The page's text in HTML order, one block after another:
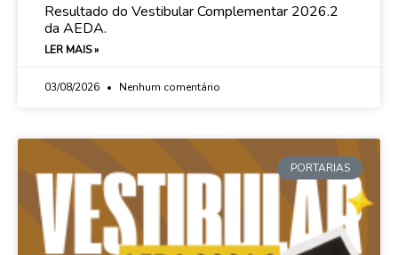
Resultado do Vestibular Complementar 2026.2
da AEDA.
LER MAIS »
03/08/2026 Nenhum comentário
PORTARIAS